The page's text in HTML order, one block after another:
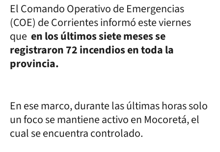
El Comando Operativo de Emergencias
(COE) de Corrientes informó este viernes
que en los últimos siete meses se
registraron 72 incendios en toda la
provincia.
En ese marco, durante las últimas horas solo
un foco se mantiene activo en Mocoretá, el
cual se encuentra controlado.